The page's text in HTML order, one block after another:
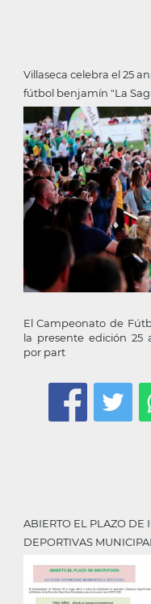
Villaseca celebra el 25
fútbol benjamín "La
El Campeonato de
la presente edición 25
por part
ABIERTO EL PLAZO DE
DEPORTIVAS